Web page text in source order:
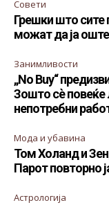
Совети
Грешки што сите
можат да ја
Занимливости
„No Buy“
Зошто сè повеќе
непотребни
Мода и убавина
Том Холанд и
Парот повторно
Астрологија